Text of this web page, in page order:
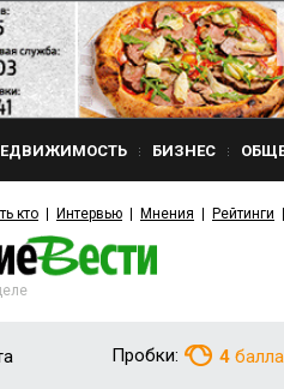
БИЗНЕС
кто Интервью Мнения Рейтинги
Пробки: 4 балла